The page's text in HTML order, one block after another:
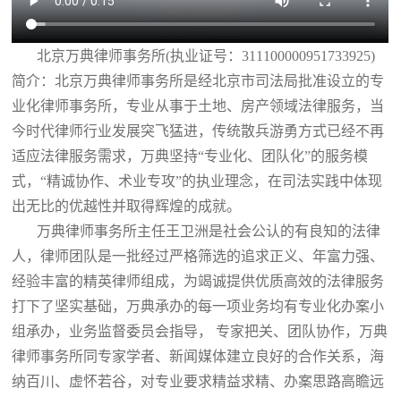
北京万典律师事务所(执业证号：311100000951733925)
简介：北京万典律师事务所是经北京市司法局批准设立的专
业化律师事务所，专业从事于土地、房产领域法律服务，当
今时代律师行业发展突飞猛进，传统散兵游勇方式已经不再
适应法律服务需求，万典坚持“专业化、团队化”的服务模
式，“精诚协作、术业专攻”的执业理念，在司法实践中体现
出无比的优越性并取得辉煌的成就。
万典律师事务所主任王卫洲是社会公认的有良知的法律
人，律师团队是一批经过严格筛选的追求正义、年富力强、
经验丰富的精英律师组成，为竭诚提供优质高效的法律服务
打下了坚实基础，万典承办的每一项业务均有专业化办案小
组承办，业务监督委员会指导， 专家把关、团队协作，万典
律师事务所同专家学者、新闻媒体建立良好的合作关系，海
纳百川、虚怀若谷，对专业要求精益求精、办案思路高瞻远